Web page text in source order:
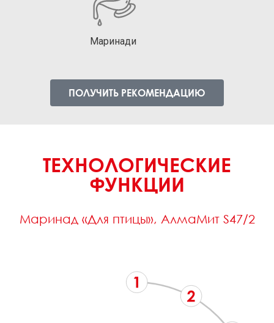
Маринади
ПОЛУЧИТЬ РЕКОМЕНДАЦИЮ
ТЕХНОЛОГИЧЕСКИЕ
ФУНКЦИИ
Маринад «Для птицы», АлмаМит S47/2